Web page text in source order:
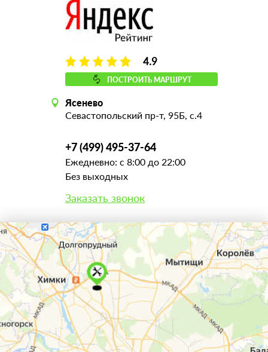
4.9
ПОСТРОИТЬ МАРШРУТ
Ясенево
Севастопольский пр-т, 95Б, с.4
+7 (499) 495-37-64
Ежедневно: с 8:00 до 22:00
Без выходных
Заказать звонок